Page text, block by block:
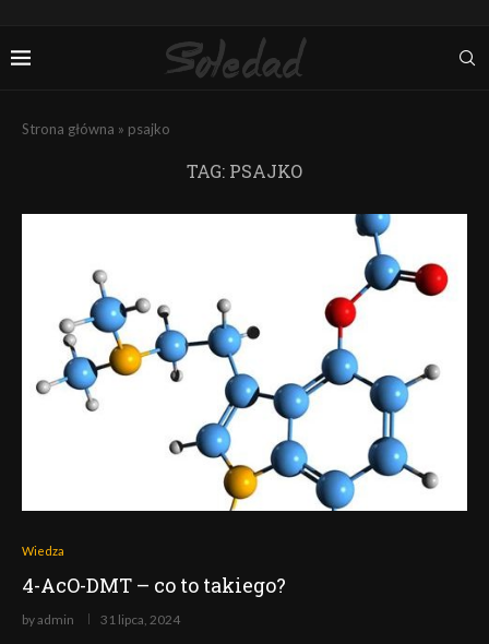
Strona główna » psajko
TAG: PSAJKO
Wiedza
4-AcO-DMT – co to takiego?
byadmin 31 lipca, 2024